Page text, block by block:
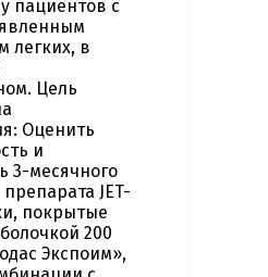
пациентов с
легких, в
Цель
Оценить
и
3-месячного
JET-
покрытые
200
Экспоим»,